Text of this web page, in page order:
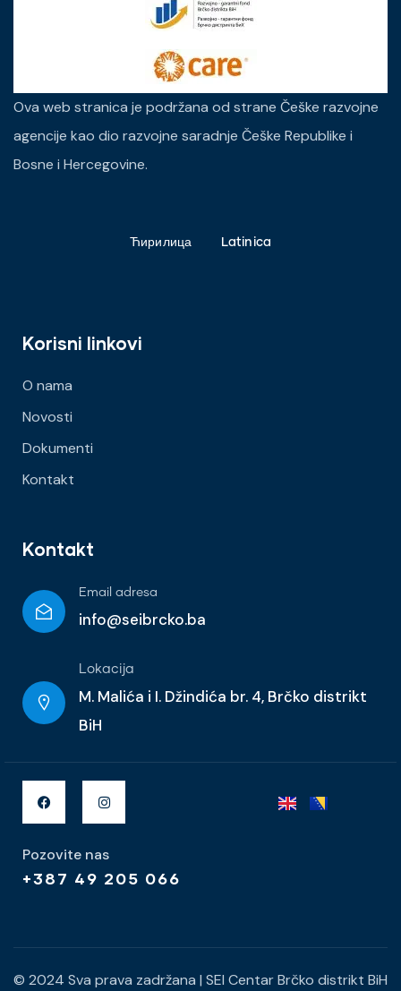
Ova web stranica je podržana od strane Češke razvojne
agencije kao dio razvojne saradnje Češke Republike i
Bosne i Hercegovine.
Ћирилица Latinica
Korisni linkovi
O nama
Novosti
Dokumenti
Kontakt
Kontakt
Email adresa
info@seibrcko.ba
Lokacija
M. Malića i I. Džindića br. 4, Brčko distrikt
BiH
Pozovite nas
+387 49 205 066
© 2024 Sva prava zadržana | SEI Centar Brčko distrikt BiH